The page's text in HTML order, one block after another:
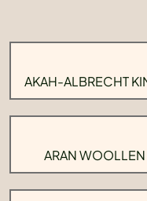
AKAH-ALBRECHT
ARAN